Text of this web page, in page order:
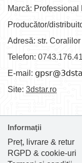
Marcă: Professional
Producător/
Adresă: str.
Telefon:
E-mail:
Site: 3dstar.ro
Informaţii
Preț, livrare & retur
RGPD & cookie-uri